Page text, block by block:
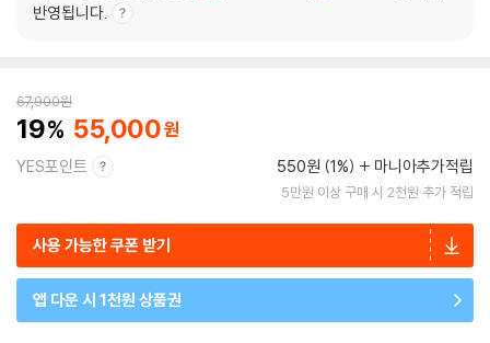
반영됩니다.
67,900원
19 55,000
YES포인트 550원 (1%) 마니아추가적립
5만원 이상 구매 시 2천원 추가 적립
사용 가능한 쿠폰 받기
앱 다운 시 1천원 상품권